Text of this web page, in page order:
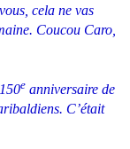
cela ne vas
Coucou Caro,
e anniversaire de
C’était